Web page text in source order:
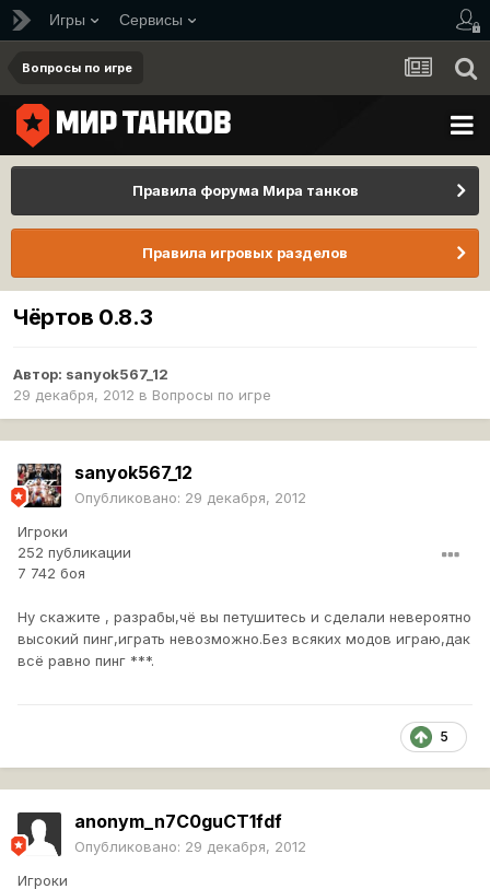
Игры Сервисы
Вопросы по игре
Правила форума Мира танков
Правила игровых разделов
Чёртов 0.8.3
Автор: sanyok567_12
29 декабря, 2012 в Вопросы по игре
sanyok567_12
Опубликовано: 29 декабря, 2012
Игроки
252 публикации
7 742 боя
Ну скажите , разрабы,чё вы петушитесь и сделали невероятно
высокий пинг,играть невозможно.Без всяких модов играю,дак
всё равно пинг ***.
5
anonym_n7C0guCT1fdf
Опубликовано: 29 декабря, 2012
Игроки